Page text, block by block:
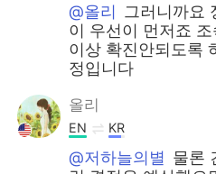
@올리
그러니까요
이 우선이 먼저죠
이상 확진안되도록
정입니다
올리
EN KR
@저하늘의별 물론